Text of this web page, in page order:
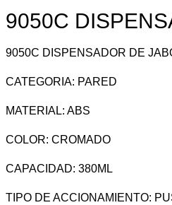
9050C
9050C DISPENSADOR DE
CATEGORIA: PARED
MATERIAL: ABS
COLOR: CROMADO
CAPACIDAD: 380ML
TIPO DE ACCIONAMIENTO: